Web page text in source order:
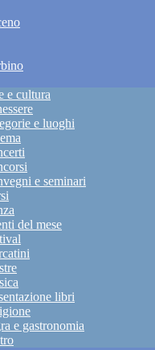
e cultura
e luoghi
e seminari
del mese
libri
e gastronomia